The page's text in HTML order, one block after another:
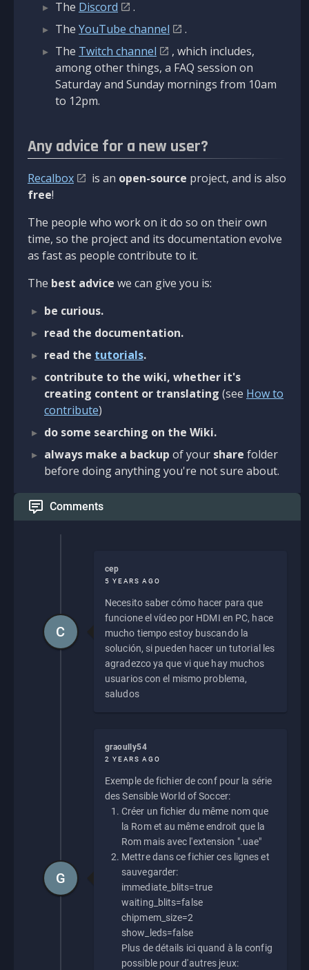
The Discord
.
The YouTube channel
.
The Twitch channel
, which includes,
among other things, a FAQ session on
Saturday and Sunday mornings from 10am
to 12pm.
Any advice for a new user?
Recalbox is an open-source project, and is also
free!
The people who work on it do so on their own
time, so the project and its documentation evolve
as fast as people contribute to it.
The best advice we can give you is:
be curious.
read the documentation.
read the tutorials.
contribute to the wiki, whether it's
creating content or translating (see How to
contribute)
do some searching on the Wiki.
always make a backup of your share folder
before doing anything you're not sure about.
Comments
cep
5 YEARS AGO
Necesito saber cómo hacer para que
funcione el vídeo por HDMI en PC, hace
mucho tiempo estoy buscando la
solución, si pueden hacer un tutorial les
agradezco ya que vi que hay muchos
usuarios con el mismo problema,
saludos
C
graoully54
2 YEARS AGO
Exemple de fichier de conf pour la série
des Sensible World of Soccer:
Créer un fichier du même nom que
la Rom et au même endroit que la
Rom mais avec l'extension ".uae"
Mettre dans ce fichier ces lignes et
sauvegarder:
immediate_blits=true
waiting_blits=false
chipmem_size=2
show_leds=false
Plus de détails ici quand à la config
possible pour d'autres jeux:
G